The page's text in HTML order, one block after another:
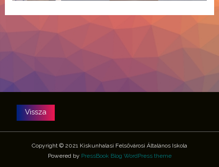
Copyright © 2021 Kiskunhalasi Felsővárosi Általános Iskola
Powered by PressBook Blog WordPress theme